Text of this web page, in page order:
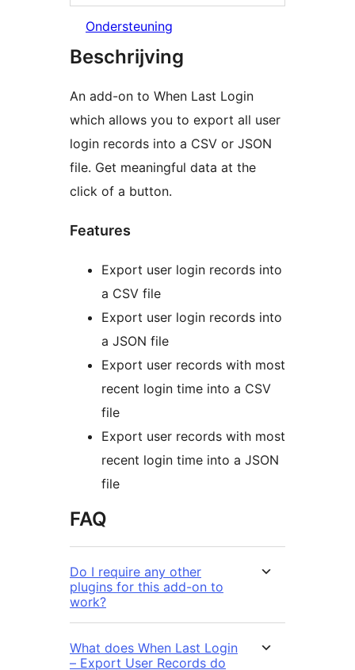
Ondersteuning
Beschrijving
An add-on to When Last Login
which allows you to export all user
login records into a CSV or JSON
file. Get meaningful data at the
click of a button.
Features
Export user login records into
a CSV file
Export user login records into
a JSON file
Export user records with most
recent login time into a CSV
file
Export user records with most
recent login time into a JSON
file
FAQ
Do I require any other
plugins for this add-on to
work?
What does When Last Login
– Export User Records do